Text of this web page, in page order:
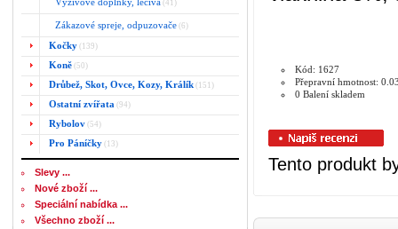
(41)
Zákazové spreje, odpuzovače (6)
Kočky (139)
Koně (50)
Drůbež, Skot, Ovce, Kozy, Králík (151)
Ostatní zvířata (94)
Rybolov (54)
Pro Páníčky (13)
Slevy ...
Nové zboží ...
Speciální nabídka ...
Všechno zboží ...
Kód: 1627
Přepravní hmotnost:
0 Balení skladem
Tento produkt